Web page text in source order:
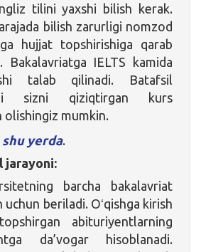
tilini yaxshi bilish kerak.
bilish zarurligi nomzod
hujjat topshirishiga qarab
Bakalavriatga IELTS kamida
talab qilinadi. Batafsil
sizni qiziqtirgan kurs
olishingiz mumkin.
shu yerda.
jarayoni:
barcha bakalavriat
uchun beriladi. Oʻqishga kirish
abituriyentlarning
da’vogar hisoblanadi.